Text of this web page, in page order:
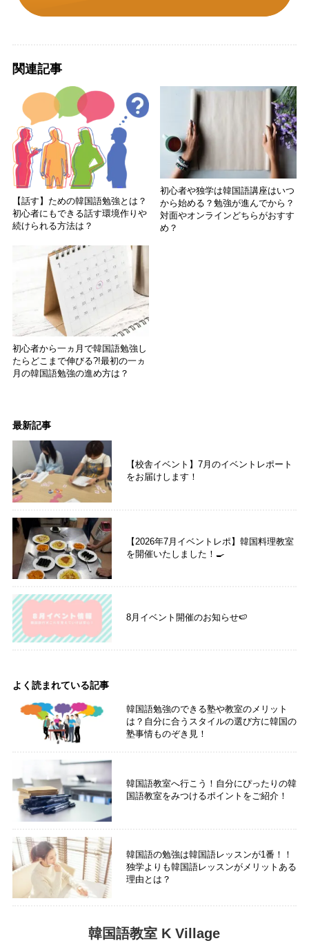
関連記事
【話す】ための韓国語勉強とは？
初心者にもできる話す環境作りや
続けられる方法は？
初心者や独学は韓国語講座はいつ
から始める？勉強が進んでから？
対面やオンラインどちらがおすす
め？
初心者から一ヵ月で韓国語勉強し
たらどこまで伸びる?!最初の一ヵ
月の韓国語勉強の進め方は？
最新記事
【校舎イベント】7月のイベントレポート
をお届けします！
【2026年7月イベントレポ】韓国料理教室
を開催いたしました！🍳
8月イベント開催のお知らせ🍉
よく読まれている記事
韓国語勉強のできる塾や教室のメリット
は？自分に合うスタイルの選び方に韓国の
塾事情ものぞき見！
韓国語教室へ行こう！自分にぴったりの韓
国語教室をみつけるポイントをご紹介！
韓国語の勉強は韓国語レッスンが1番！！
独学よりも韓国語レッスンがメリットある
理由とは？
韓国語教室 K Village